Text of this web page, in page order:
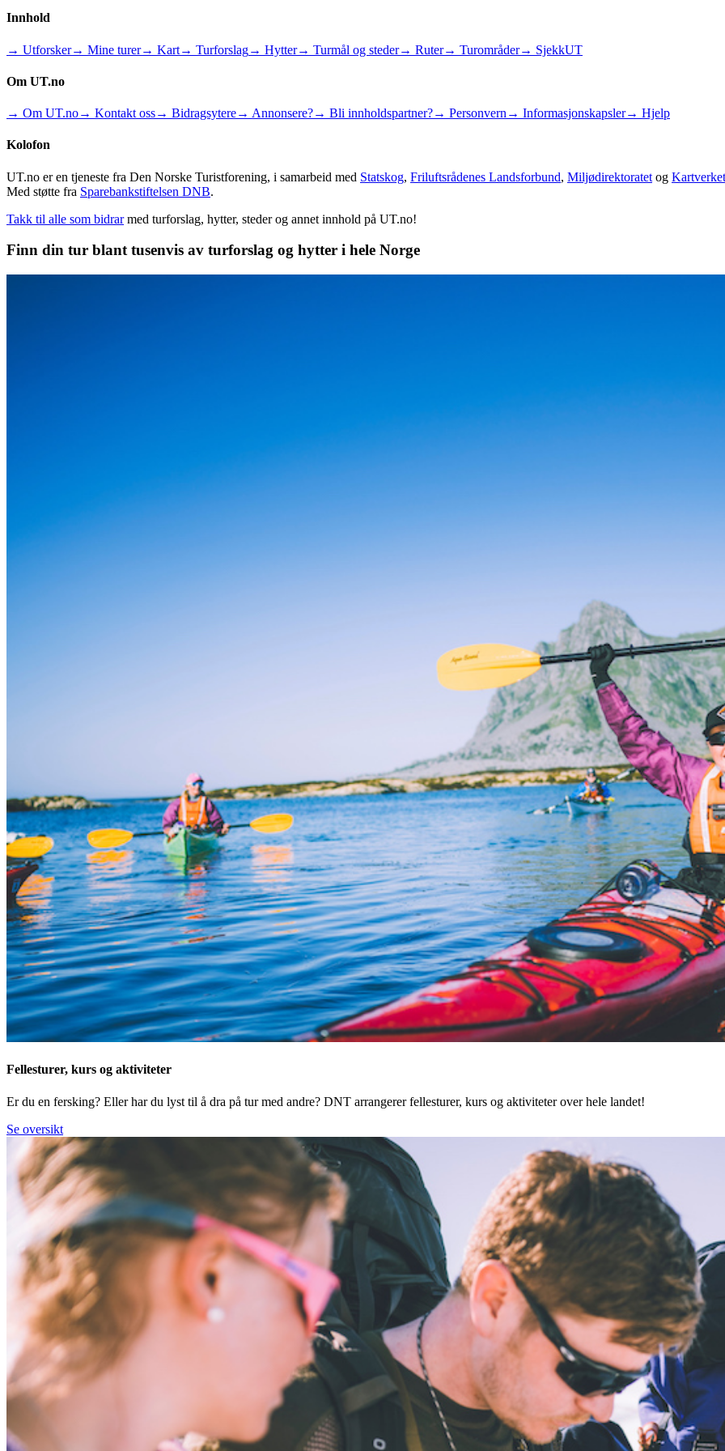
Innhold
→ Utforsker→ Mine turer→ Kart→ Turforslag→ Hytter→ Turmål og steder→ Ruter→ Turområder→ SjekkUT
Om UT.no
→ Om UT.no→ Kontakt oss→ Bidragsytere→ Annonsere?→ Bli innholdspartner?→ Personvern → Informasjonskapsler→ Hjelp
Kolofon
UT.no er en tjeneste fra Den Norske Turistforening, i samarbeid med Statskog, Friluftsrådenes Landsforbund, Miljødirektoratet og Kartverket
Med støtte fra Sparebankstiftelsen DNB.
Takk til alle som bidrar med turforslag, hytter, steder og annet innhold på UT.no!
Finn din tur blant tusenvis av turforslag og hytter i hele Norge
Fellesturer, kurs og aktiviteter
Er du en fersking? Eller har du lyst til å dra på tur med andre? DNT arrangerer fellesturer, kurs og aktiviteter over hele landet!
Se oversikt